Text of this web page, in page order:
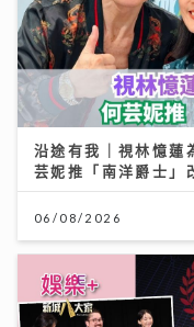
沿途有我｜視林憶蓮
芸妮推「南洋爵士」
06/08/2026